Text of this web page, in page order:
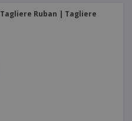
Tagliere Ruban | Tagliere